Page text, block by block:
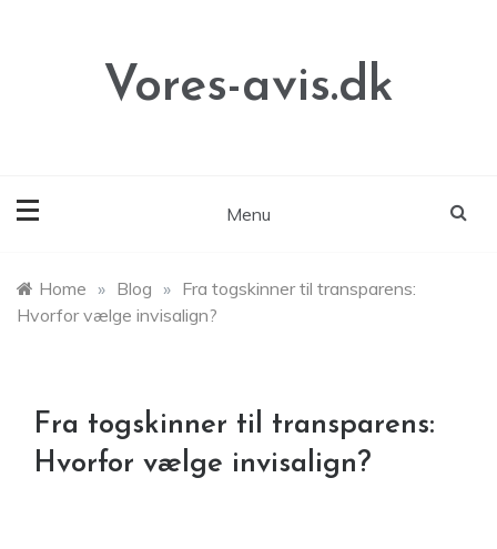
Vores-avis.dk
Menu
Home » Blog » Fra togskinner til transparens:
Hvorfor vælge invisalign?
Fra togskinner til transparens:
Hvorfor vælge invisalign?